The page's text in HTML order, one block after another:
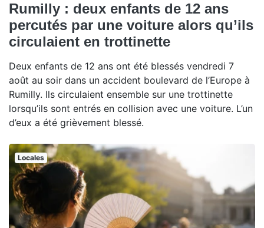
Rumilly : deux enfants de 12 ans
percutés par une voiture alors qu’ils
circulaient en trottinette
Deux enfants de 12 ans ont été blessés vendredi 7
août au soir dans un accident boulevard de l’Europe à
Rumilly. Ils circulaient ensemble sur une trottinette
lorsqu’ils sont entrés en collision avec une voiture. L’un
d’eux a été grièvement blessé.
Locales